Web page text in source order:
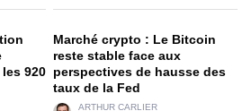
920
Marché crypto : Le Bitcoin
reste stable face aux
perspectives de hausse des
taux de la Fed
ARTHUR CARLIER